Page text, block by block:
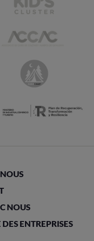
NOUS
ENTREPRISES